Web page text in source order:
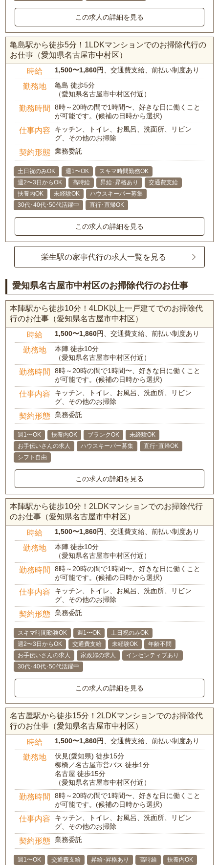
この求人の詳細を見る
亀島駅から徒歩5分！1LDKマンションでのお掃除代行の
お仕事（愛知県名古屋市中村区）
時給 1,500〜1,860円、交通費支給、前払い制度あり
勤務地
亀島 徒歩5分
（愛知県名古屋市中村区付近）
勤務時間
8時～20時の間で1時間〜、好きな日に働くこと
が可能です。(候補の日時から選択)
仕事内容
キッチン、トイレ、お風呂、洗面所、リビン
グ、その他のお掃除
契約形態 業務委託
土日祝のみOK 週1〜OK
スキマ時間勤務OK
週2〜3日からOK
高時給 昇給･昇格あり
交通費支給
扶養内OK
未経験OK
ハウスキーパー募集
30代･40代･50代活躍中
直行･直帰OK
この求人の詳細を見る
栄生駅の家事代行の求人一覧を見る
愛知県名古屋市中村区のお掃除代行のお仕事
本陣駅から徒歩10分！4LDK以上一戸建てでのお掃除代
行のお仕事（愛知県名古屋市中村区）
時給 1,500〜1,860円 、交通費支給、前払い制度あり
勤務地
本陣 徒歩10分
（愛知県名古屋市中村区付近）
勤務時間
8時～20時の間で1時間〜、好きな日に働くこと
が可能です。(候補の日時から選択)
仕事内容
キッチン、トイレ、お風呂、洗面所、リビン
グ、その他のお掃除
契約形態 業務委託
週1〜OK 扶養内OK ブランクOK
未経験OK
お手伝いさんの求人
ハウスキーパー募集
直行･直帰OK
シフト自由
この求人の詳細を見る
本陣駅から徒歩10分！2LDKマンションでのお掃除代行
のお仕事（愛知県名古屋市中村区）
時給 1,500〜1,860円 、交通費支給、前払い制度あり
勤務地
本陣 徒歩10分
（愛知県名古屋市中村区付近）
勤務時間
8時～20時の間で1時間〜、好きな日に働くこと
が可能です。(候補の日時から選択)
仕事内容
キッチン、トイレ、お風呂、洗面所、リビン
グ、その他のお掃除
契約形態 業務委託
スキマ時間勤務OK 週1〜OK
土日祝のみOK
週2〜3日からOK
交通費支給 未経験OK
年齢不問
お手伝いさんの求人
家政婦の求人
インセンティブあり
30代･40代･50代活躍中
この求人の詳細を見る
名古屋駅から徒歩15分！2LDKマンションでのお掃除代
行のお仕事（愛知県名古屋市中村区）
時給 1,500〜1,860円 、交通費支給、前払い制度あり
勤務地
伏見(愛知県) 徒歩15分
柳橋／名古屋市営バス 徒歩1分
名古屋 徒歩15分
（愛知県名古屋市中村区付近）
勤務時間
8時～20時の間で1時間〜、好きな日に働くこと
が可能です。(候補の日時から選択)
仕事内容
キッチン、トイレ、お風呂、洗面所、リビン
グ、その他のお掃除
契約形態 業務委託
週1〜OK 交通費支給 昇給･昇格あり 高時給 扶養内OK